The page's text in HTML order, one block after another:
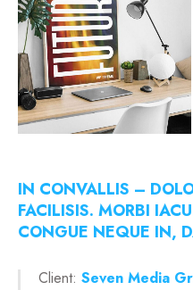
IN CONVALLIS –
FACILISIS. MORBI
CONGUE NEQUE IN,
Client: Seven Media